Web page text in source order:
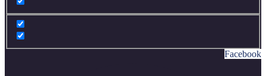
Facebook